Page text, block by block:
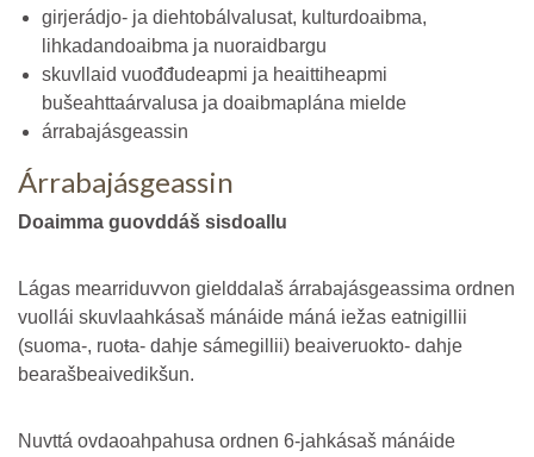
girjerádjo- ja diehtobálvalusat, kulturdoaibma,
lihkadandoaibma ja nuoraidbargu
skuvllaid vuođđudeapmi ja heaittiheapmi
bušeahttaárvalusa ja doaibmaplána mielde
árrabajásgeassin
Árrabajásgeassin
Doaimma guovddáš sisdoallu
Lágas mearriduvvon gielddalaš árrabajásgeassima ordnen
vuollái skuvlaahkásaš mánáide máná iežas eatnigillii
(suoma-, ruoŧa- dahje sámegillii) beaiveruokto- dahje
bearašbeaivedikšun.
Nuvttá ovdaoahpahusa ordnen 6-jahkásaš mánáide